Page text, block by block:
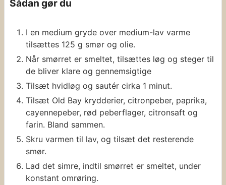
Sådan gør du
I en medium gryde over medium-lav varme
tilsættes 125 g smør og olie.
Når smørret er smeltet, tilsættes løg og steger til
de bliver klare og gennemsigtige
Tilsæt hvidløg og sautér cirka 1 minut.
Tilsæt Old Bay krydderier, citronpeber, paprika,
cayennepeber, rød peberflager, citronsaft og
farin. Bland sammen.
Skru varmen til lav, og tilsæt det resterende
smør.
Lad det simre, indtil smørret er smeltet, under
konstant omrøring.